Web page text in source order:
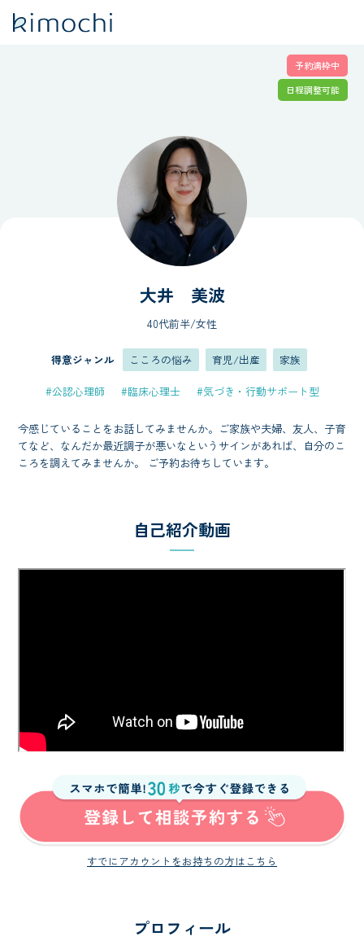
予約満枠中
日程調整可能
大井 美波
40代前半/女性
得意ジャンル こころの悩み 育児/出産 家族
#公認心理師 #臨床心理士 #気づき・行動サポート型
今感じていることをお話してみませんか。ご家族や夫婦、友人、子育
てなど、なんだか最近調子が悪いなというサインがあれば、自分のこ
ころを調えてみませんか。 ご予約お待ちしています。
自己紹介動画
すでにアカウントをお持ちの方はこちら
プロフィール